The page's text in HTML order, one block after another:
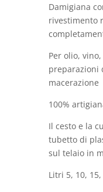
Damigiana
rivestimento
Per olio,
preparazioni
macerazione
100%
Il cesto e la
tubetto di
sul telaio in
Litri 5, 10,